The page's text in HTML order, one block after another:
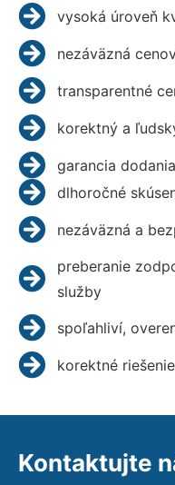
vysoká úroveň
nezáväzná
transparentné
korektný a
garancia
dlhoročné
nezáväzná a
preberanie
služby
spoľahliví,
korektné
Kontaktujte